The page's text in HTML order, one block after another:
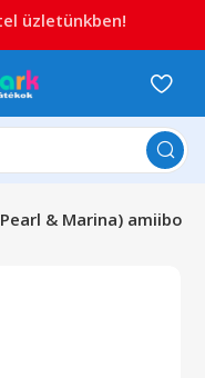
& Marina) amiibo
üzletünkben!